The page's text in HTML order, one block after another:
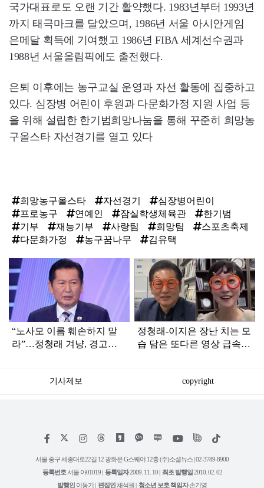
국가대표로도 오랜 기간 활약했다. 1983년부터 1993년
까지 태극마크를 달았으며, 1986년 서울 아시안게임
은메달 획득에 기여했고 1986년 FIBA 세계선수권과
1988년 서울올림픽에도 출전했다.
은퇴 이후에는 농구교실 운영과 자선 활동에 집중하고
있다. 심장병 어린이 후원과 다문화가정 지원 사업 등
을 위해 설립한 한기범희망나눔을 통해 꾸준히 희망농
구올스타 자선경기를 열고 있다
희망농구올스타 자선경기
심장병어린이
프로농구
연예인 잠실학생체육관
한기범
기부
재능기부 사랑팀 희망팀
스포츠축제
다문화가정
농구꿈나무 김유택
탑
라
인
“노사모 이름 훼손하지 말
라”…정청래 겨냥, 경고장
정청래-이지은 장난 치는 모
습 담은 또다른 영상 급속
기사제보 copyright
페
스
인
타
램
위
트
유
튜
틱
서울 중구 세종대로22길 12 광화문 G스퀘어 12층 (주)소셜뉴스 | 02-3789-8900
등록번호 서울 아01019 | 등록일자2009. 11. 10 | 최초 발행일2010. 02. 02
발행인 이동기 | 편집인채석원 | 청소년 보호 책임자손기영